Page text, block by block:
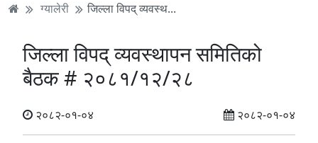
ग्यालेरी जिल्ला विपद् व्यवस्थ...
जिल्ला विपद् व्यवस्थापन समितिको
बैठक # २०८१/१२/२८
२०८२-०१-०४ २०८२-०१-०४